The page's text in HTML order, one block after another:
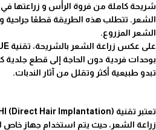
شريحة كاملة من فروة الرأس و زراعتها
الشعر. تتطلب هذه الطريقة قطعًا جراحية
الشعر المزروع.
بوحدات فردية دون الحاجة إلى قطع جلدية
تبدو طبيعية أكثر وتقلل من آثار الندبات.
زراعة الشعر، حيث يتم استخدام جهاز خاص